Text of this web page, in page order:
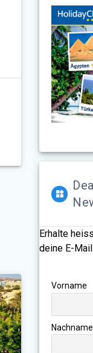
Erhalte
deine E-
Vorname
Nachname